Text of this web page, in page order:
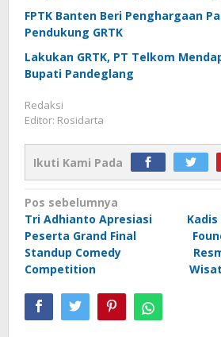
FPTK Banten Beri Penghargaan
Pendukung GRTK
Lakukan GRTK, PT Telkom
Bupati Pandeglang
Redaksi
Editor: Rosidarta
Ikuti Kami Pada
Navigasi
pos
Pos sebelumnya
Tri Adhianto Apresiasi
Peserta Grand Final
Standup Comedy
Competition